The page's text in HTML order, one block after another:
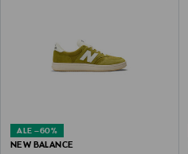
ALE –60%
NEW BALANCE